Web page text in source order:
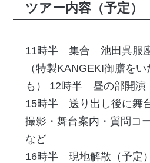
ツアー内容（予定）
11時半 集合 池田呉服
（特製KANGEKI御膳を
も） 12時半 昼の部開
15時半 送り出し後に舞
撮影・舞台案内・質問コ
など
16時半 現地解散（予定）